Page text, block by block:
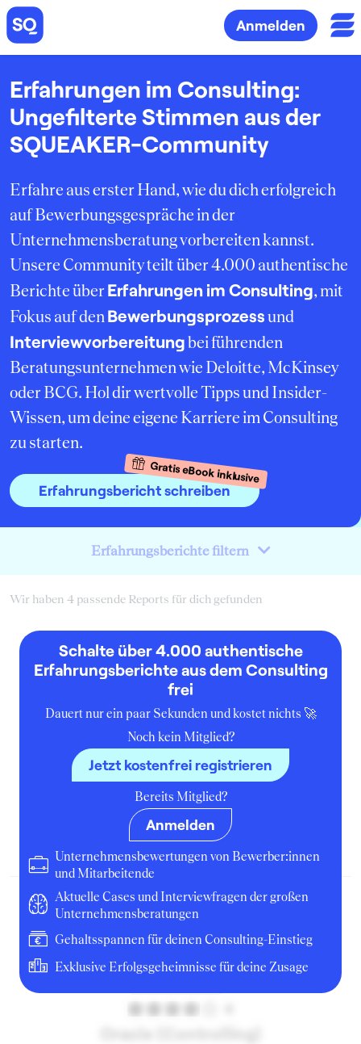
Anmelden
Erfahrungen im Consulting:
Ungefilterte Stimmen aus der
SQUEAKER-Community
Erfahre aus erster Hand, wie du dich erfolgreich
auf Bewerbungsgespräche in der
Unternehmensberatung vorbereiten kannst.
Unsere Community teilt über 4.000 authentische
Berichte überErfahrungen im Consulting, mit
Fokus auf den Bewerbungsprozessund
Interviewvorbereitungbei führenden
Beratungsunternehmen wie Deloitte, McKinsey
oder BCG. Hol dir wertvolle Tipps und Insider-
Wissen, um deine eigene Karriere im Consulting
zu starten.
Erfahrungsbericht schreiben
Gratis eBook inklusive
Erfahrungsberichte filtern
Wir haben 4 passende Reports für dich gefunden
Oracle
Praktikant:in
November 2012 Bewerbung
Oracle (Controlling)
Schalte über 4.000 authentische
Erfahrungsberichte aus dem Consulting
frei
Dauert nur ein paar Sekunden und kostet nichts 🚀
Noch kein Mitglied?
Jetzt kostenfrei registrieren
Bereits Mitglied?
Anmelden
Unternehmensbewertungen von Bewerber:innen
und Mitarbeitende
Aktuelle Cases und Interviewfragen der großen
Unternehmensberatungen
Gehaltsspannen für deinen Consulting-Einstieg
Exklusive Erfolgsgeheimnisse für deine Zusage